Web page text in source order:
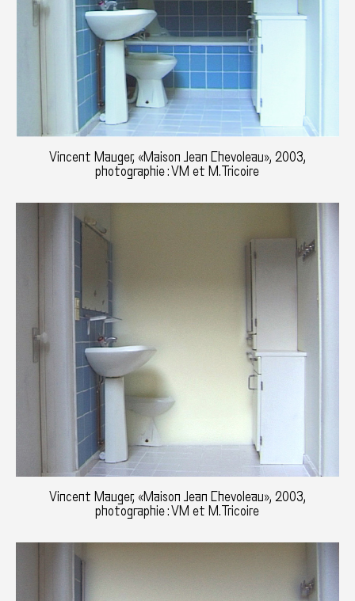
Vincent Mauger, «Maison Jean Chevoleau», 2003,
photographie : VM et M.Tricoire
Vincent Mauger, «Maison Jean Chevoleau», 2003,
photographie : VM et M.Tricoire